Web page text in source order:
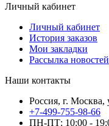
Личный кабинет
Личный кабинет
История заказов
Мои закладки
Рассылка новостей
Наши контакты
Россия, г. Москва,
+7-499-755-98-66
ПН-ПТ: 10:00 -